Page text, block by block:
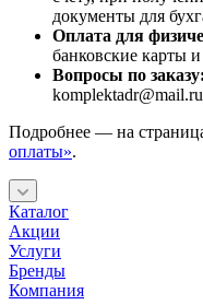
документы для
Оплата для
банковские карты
Вопросы по заказу:
Подробнее — на
оплаты».
Каталог
Акции
Услуги
Бренды
Компания